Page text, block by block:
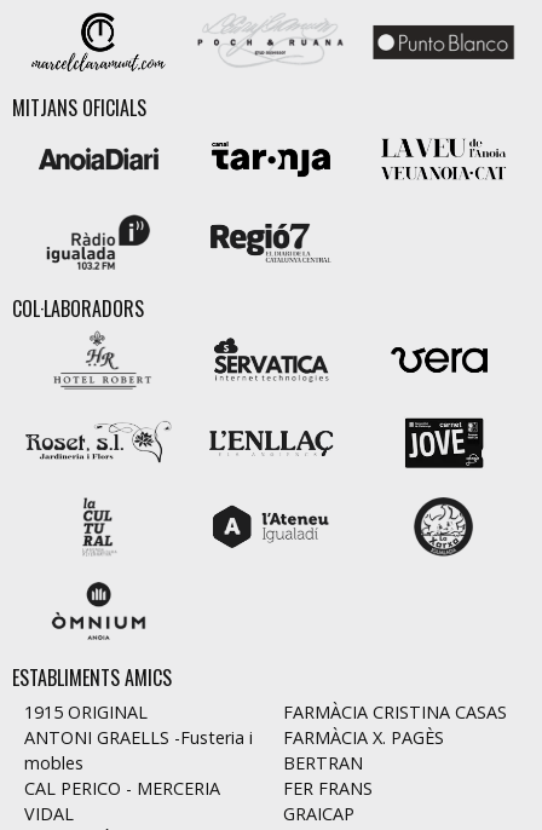
MITJANS OFICIALS
COL·LABORADORS
ESTABLIMENTS AMICS
1915 ORIGINAL
ANTONI GRAELLS -Fusteria i
mobles
CAL PERICO - MERCERIA
VIDAL
FARMÀCIA CRISTINA CASAS
FARMÀCIA X. PAGÈS
BERTRAN
FER FRANS
GRAICAP